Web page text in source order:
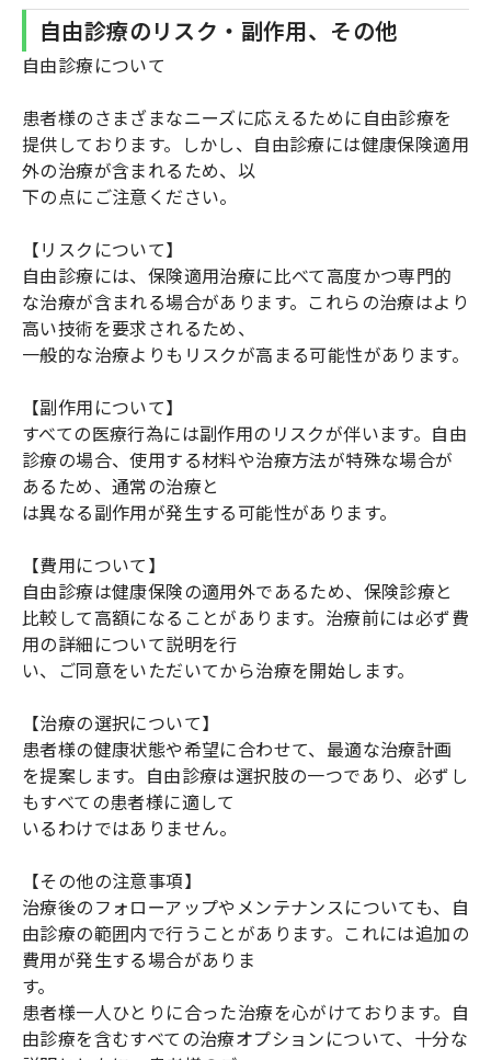
自由診療のリスク・副作用、その他
自由診療について
患者様のさまざまなニーズに応えるために自由診療を
提供しております。しかし、自由診療には健康保険適用
外の治療が含まれるため、以
下の点にご注意ください。
【リスクについて】
自由診療には、保険適用治療に比べて高度かつ専門的
な治療が含まれる場合があります。これらの治療はより
高い技術を要求されるため、
一般的な治療よりもリスクが高まる可能性があります。
【副作用について】
すべての医療行為には副作用のリスクが伴います。自由
診療の場合、使用する材料や治療方法が特殊な場合が
あるため、通常の治療と
は異なる副作用が発生する可能性があります。
【費用について】
自由診療は健康保険の適用外であるため、保険診療と
比較して高額になることがあります。治療前には必ず費
用の詳細について説明を行
い、ご同意をいただいてから治療を開始します。
【治療の選択について】
患者様の健康状態や希望に合わせて、最適な治療計画
を提案します。自由診療は選択肢の一つであり、必ずし
もすべての患者様に適して
いるわけではありません。
【その他の注意事項】
治療後のフォローアップやメンテナンスについても、自
由診療の範囲内で行うことがあります。これには追加の
費用が発生する場合がありま
す。
患者様一人ひとりに合った治療を心がけております。自
由診療を含むすべての治療オプションについて、十分な